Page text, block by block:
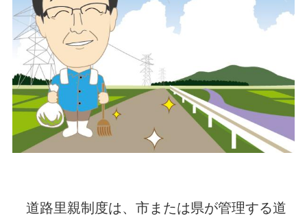
道路里親制度は、市または県が管理する道